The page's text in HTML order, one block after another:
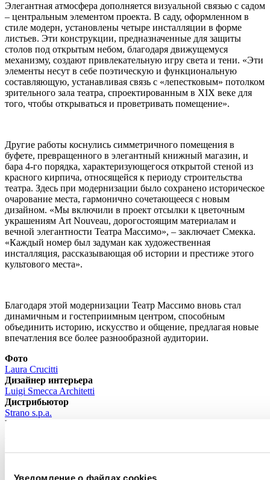
Элегантная атмосфера дополняется визуальной связью с садом
– центральным элементом проекта. В саду, оформленном в
стиле модерн, установлены четыре инсталляции в форме
листьев. Эти конструкции, предназначенные для защиты
столов под открытым небом, благодаря движущемуся
механизму, создают привлекательную игру света и тени. «Эти
элементы несут в себе поэтическую и функциональную
составляющую, устанавливая связь с «лепестковым» потолком
зрительного зала театра, спроектированным в XIX веке для
того, чтобы открываться и проветривать помещение».
Другие работы коснулись симметричного помещения в
буфете, превращенного в элегантный книжный магазин, и
бара 4-го порядка, характеризующегося открытой стеной из
красного кирпича, относящейся к периоду строительства
театра. Здесь при модернизации было сохранено историческое
очарование места, гармонично сочетающееся с новым
дизайном. «Мы включили в проект отсылки к цветочным
украшениям Art Nouveau, дорогостоящим материалам и
вечной элегантности Театра Массимо», – заключает Смекка.
«Каждый номер был задуман как художественная
инсталляция, рассказывающая об истории и престиже этого
культового места».
Благодаря этой модернизации Театр Массимо вновь стал
динамичным и гостеприимным центром, способным
объединить историю, искусство и общение, предлагая новые
впечатления все более разнообразной аудитории.
Фото
Laura Crucitti
Дизайнер интерьера
Luigi Smecca Architetti
Дистрибьютор
Strano s.p.a.
Керамические поверхности